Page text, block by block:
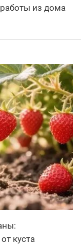
из дома
куста